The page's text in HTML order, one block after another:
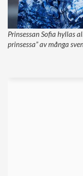
Prinsessan Sofia hyllas
prinsessa” av många